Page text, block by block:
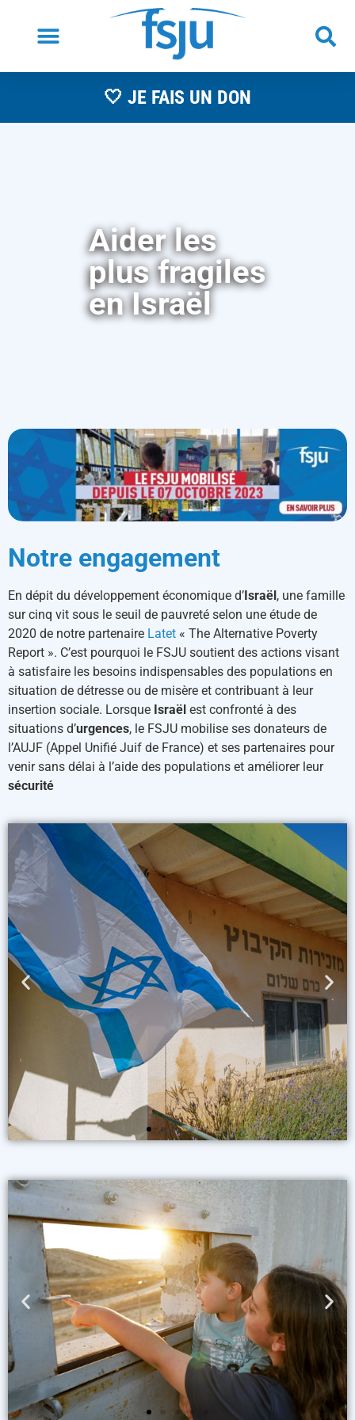
🤍 JE FAIS UN DON
Aider les
plus fragiles
en Israël
Notre engagement
En dépit du développement économique d’ Israël , une famille
sur cinq vit sous le seuil de pauvreté selon une étude de
2020 de notre partenaire Latet « The Alternative Poverty
Report ». C’est pourquoi le FSJU soutient des actions visant
à satisfaire les besoins indispensables des populations en
situation de détresse ou de misère et contribuant à leur
insertion sociale. Lorsque Israël est confronté à des
situations d’urgences, le FSJU mobilise ses donateurs de
l’AUJF (Appel Unifié Juif de France) et ses partenaires pour
venir sans délai à l’aide des populations et améliorer leur
sécurité